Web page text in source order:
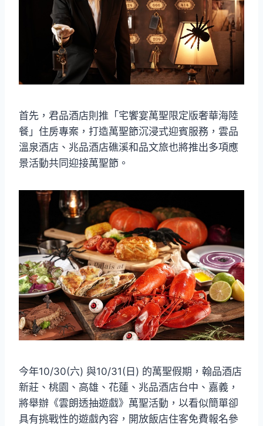
首先，君品酒店則推「宅饗宴萬聖限定版奢華海陸
餐」住房專案，打造萬聖節沉浸式迎賓服務，雲品
溫泉酒店、兆品酒店礁溪和品文旅也將推出多項應
景活動共同迎接萬聖節。
今年10/30(六) 與10/31(日) 的萬聖假期，翰品酒店
新莊、桃園、高雄、花蓮、兆品酒店台中、嘉義，
將舉辦《雲朗透抽遊戲》萬聖活動，以看似簡單卻
具有挑戰性的遊戲內容，開放飯店住客免費報名參